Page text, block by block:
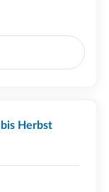
Herbst